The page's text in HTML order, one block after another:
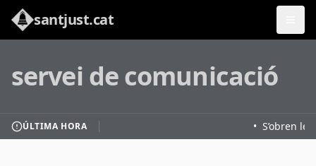
santjust.cat
servei de comunicació
ÚLTIMA HORA S’obren